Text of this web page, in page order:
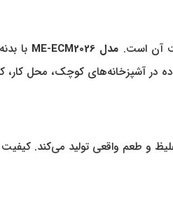
آن است. مدل ME-ECM2026
با
در آشپزخانه‌های کوچک، محل کار،
و طعم واقعی تولید می‌کند.